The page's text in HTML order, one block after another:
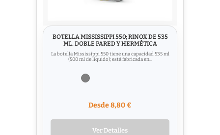
BOTELLA MISSISSIPPI 550; RINOX DE 535
ML. DOBLE PARED Y HERMÉTICA
La botella Mississippi 550 tiene una capacidad 535 ml
(500 ml de líquido); está fabricada en...
Desde 8,80 €
Ver Detalles